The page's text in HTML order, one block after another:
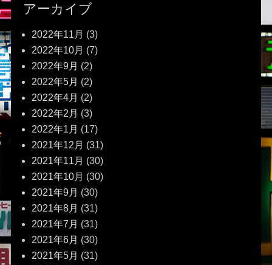
アーカイブ
2022年11月 (3)
2022年10月 (7)
2022年9月 (2)
2022年5月 (2)
2022年4月 (2)
2022年2月 (3)
2022年1月 (17)
2021年12月 (31)
2021年11月 (30)
2021年10月 (30)
2021年9月 (30)
2021年8月 (31)
2021年7月 (31)
2021年6月 (30)
2021年5月 (31)